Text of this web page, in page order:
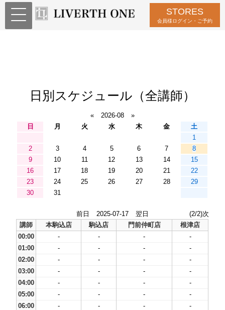
STORES
会員様ログイン・ご予約
日別スケジュール（全講師）
« 2026-08
»
日
月 火 水 木 金
土
1
2
3 4 5 6 7
8
9
10 11 12 13 14
15
16
17 18 19 20 21
22
23
24 25 26 27 28
29
30
31
前日 2025-07-17 翌日
(2/2)次
講師
本駒込店 駒込店 門前仲町店
根津店
00:00
- - -
-
01:00
- - -
-
02:00
- - -
-
03:00
- - -
-
04:00
- - -
-
05:00
- - -
-
06:00
- - -
-